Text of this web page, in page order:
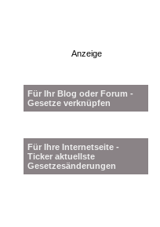
Anzeige
Für Ihr Blog oder Forum -
Gesetze verknüpfen
Für Ihre Internetseite -
Ticker aktuellste
Gesetzesänderungen